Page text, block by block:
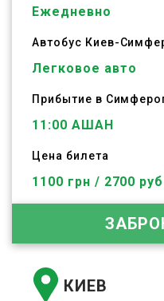
Ежедневно
Автобус Киев-
Легковое авто
Прибытие в
11:00 АШАН
Цена билета
1100 грн / 2700 руб
КИЕВ